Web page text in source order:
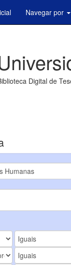
Navegar por
Digital de